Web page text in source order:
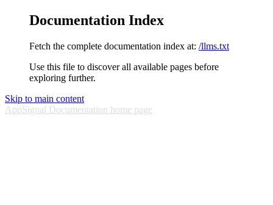
Documentation Index
Fetch the complete documentation index at: /llms.txt
Use this file to discover all available pages before
exploring further.
Skip to main content
AppSignal Documentation home page